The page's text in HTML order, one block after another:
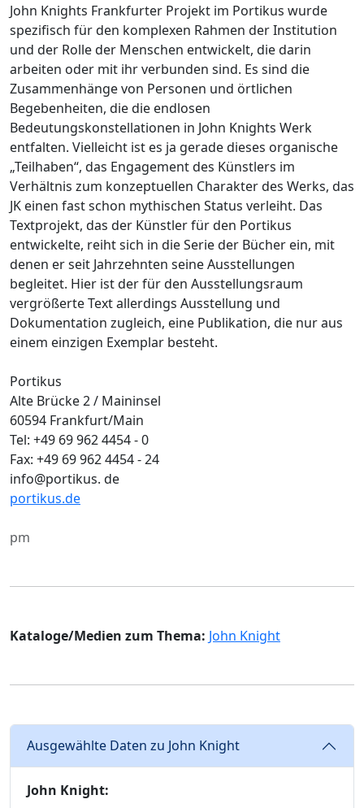
John Knights Frankfurter Projekt im Portikus wurde
spezifisch für den komplexen Rahmen der Institution
und der Rolle der Menschen entwickelt, die darin
arbeiten oder mit ihr verbunden sind. Es sind die
Zusammenhänge von Personen und örtlichen
Begebenheiten, die die endlosen
Bedeutungskonstellationen in John Knights Werk
entfalten. Vielleicht ist es ja gerade dieses organische
„Teilhaben“, das Engagement des Künstlers im
Verhältnis zum konzeptuellen Charakter des Werks, das
JK einen fast schon mythischen Status verleiht. Das
Textprojekt, das der Künstler für den Portikus
entwickelte, reiht sich in die Serie der Bücher ein, mit
denen er seit Jahrzehnten seine Ausstellungen
begleitet. Hier ist der für den Ausstellungsraum
vergrößerte Text allerdings Ausstellung und
Dokumentation zugleich, eine Publikation, die nur aus
einem einzigen Exemplar besteht.
Portikus
Alte Brücke 2 / Maininsel
60594 Frankfurt/Main
Tel: +49 69 962 4454 - 0
Fax: +49 69 962 4454 - 24
info@portikus. de
portikus.de
pm
Kataloge/Medien zum Thema: John Knight
Ausgewählte Daten zu John Knight
John Knight: